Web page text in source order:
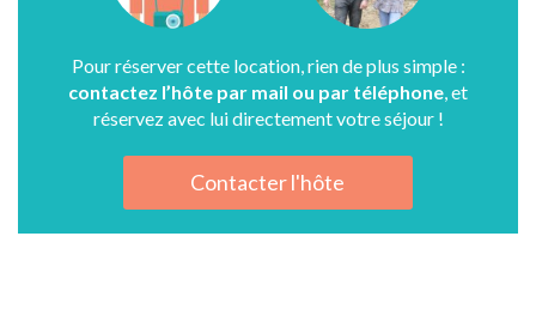
Pour réserver cette location, rien de plus simple :
contactez l’hôte par mail ou par téléphone , et
réservez avec lui directement votre séjour !
Contacter l'hôte